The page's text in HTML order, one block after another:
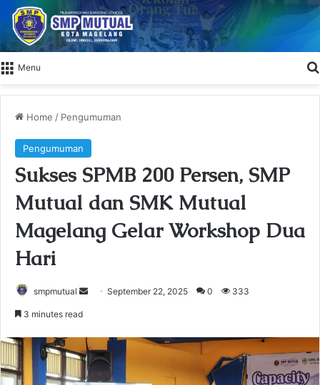
Menu
Home / Pengumuman
Pengumuman
Sukses SPMB 200 Persen, SMP
Mutual dan SMK Mutual
Magelang Gelar Workshop Dua
Hari
smpmutual
a
n
September 22, 2025 0 333
3 minutes read